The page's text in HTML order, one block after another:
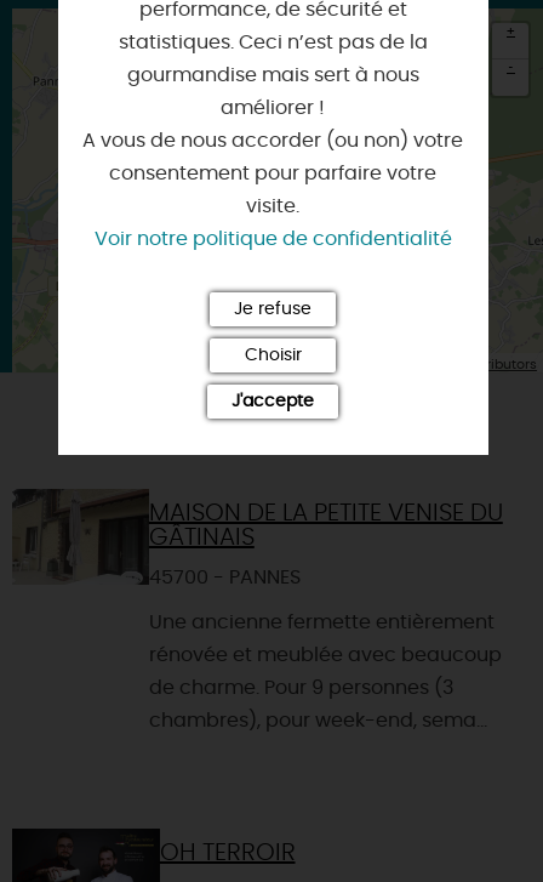
Itinéraire vers
MONTARGIS
+
-
Leaflet| Map data © OpenStreetMap contributors
MAISON DE LA PETITE VENISE DU
GÂTINAIS
45700 - PANNES
Une ancienne fermette entièrement
rénovée et meublée avec beaucoup
de charme. Pour 9 personnes (3
chambres), pour week-end, sema...
OH TERROIR
performance, de sécurité et
statistiques. Ceci n’est pas de la
gourmandise mais sert à nous
améliorer !
A vous de nous accorder (ou non) votre
consentement pour parfaire votre
visite.
Voir notre politique de confidentialité
Je refuse
Choisir
J'accepte